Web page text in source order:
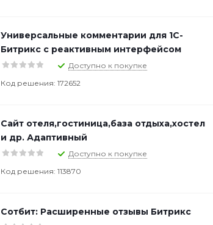
Универсальные комментарии для 1С-
Битрикс с реактивным интерфейсом
Доступно к покупке
Код решения: 172652
Сайт отеля,гостиница,база отдыха,хостел
и др. Адаптивный
Доступно к покупке
Код решения: 113870
Сотбит: Расширенные отзывы Битрикс